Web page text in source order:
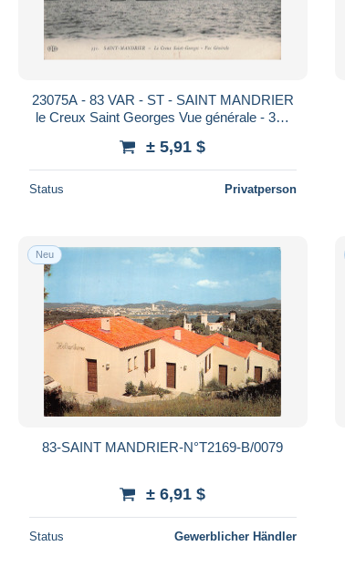
23075A - 83 VAR - ST - SAINT MANDRIER
le Creux Saint Georges Vue générale - 331
± 5,91 $
Status Privatperson
Neu
83-SAINT MANDRIER-N°T2169-B/0079
± 6,91 $
Status Gewerblicher Händler